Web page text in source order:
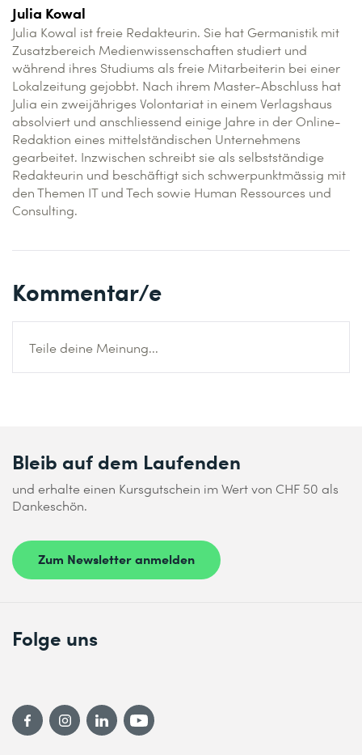
Julia Kowal
Julia Kowal ist freie Redakteurin. Sie hat Germanistik mit
Zusatzbereich Medienwissenschaften studiert und
während ihres Studiums als freie Mitarbeiterin bei einer
Lokalzeitung gejobbt. Nach ihrem Master-Abschluss hat
Julia ein zweijähriges Volontariat in einem Verlagshaus
absolviert und anschliessend einige Jahre in der Online-
Redaktion eines mittelständischen Unternehmens
gearbeitet. Inzwischen schreibt sie als selbstständige
Redakteurin und beschäftigt sich schwerpunktmässig mit
den Themen IT und Tech sowie Human Ressources und
Consulting.
Kommentar/e
Teile deine Meinung...
Bleib auf dem Laufenden
und erhalte einen Kursgutschein im Wert von CHF 50 als
Dankeschön.
Zum Newsletter anmelden
Folge uns